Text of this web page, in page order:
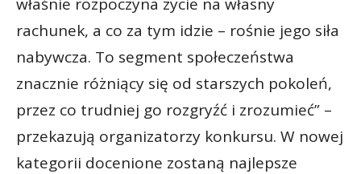
rachunek, a co za tym idzie – rośnie jego siła
nabywcza. To segment społeczeństwa
znacznie różniący się od starszych pokoleń,
przez co trudniej go rozgryźć i zrozumieć” –
przekazują organizatorzy konkursu. W nowej
kategorii docenione zostaną najlepsze